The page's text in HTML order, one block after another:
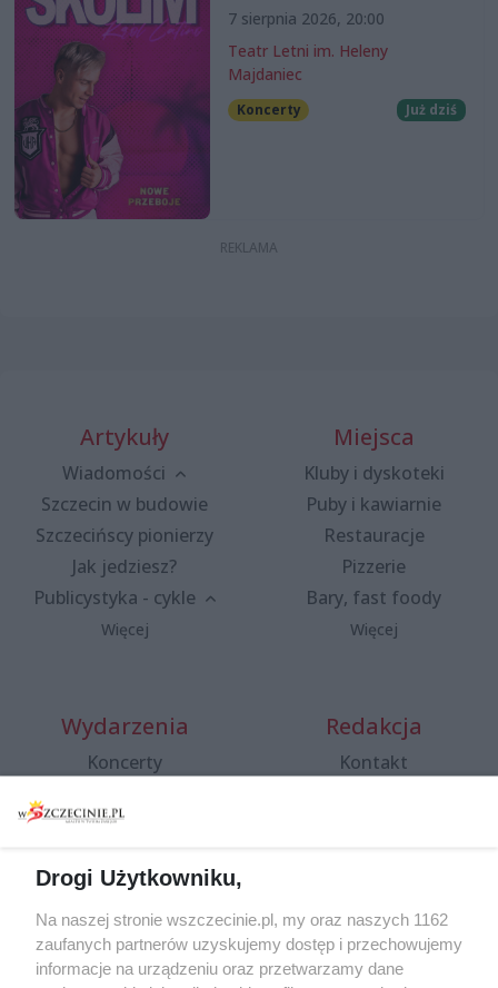
7 sierpnia 2026, 20:00
Teatr Letni im. Heleny
Majdaniec
Koncerty Już dziś
Artykuły
Wiadomości
Szczecin w budowie
Szczecińscy pionierzy
Jak jedziesz?
Publicystyka - cykle
Więcej
Miejsca
Kluby i dyskoteki
Puby i kawiarnie
Restauracje
Pizzerie
Bary, fast foody
Więcej
Wydarzenia
Koncerty
Spacery i oprowadzania
targi
Wernisaże
Więcej
Redakcja
Kontakt
Specjalny koncert z okazji
20. urodzin portalu
wSzczecinie.pl
Drogi Użytkowniku,
Na naszej stronie wszczecinie.pl, my oraz naszych 1162
zaufanych partnerów uzyskujemy dostęp i przechowujemy
informacje na urządzeniu oraz przetwarzamy dane